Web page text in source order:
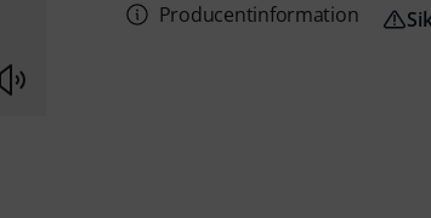
Producentinformation